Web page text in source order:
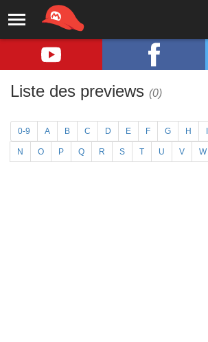
Liste des previews (0)
0-9 A B C D E F G H
N O P Q R S T U V W